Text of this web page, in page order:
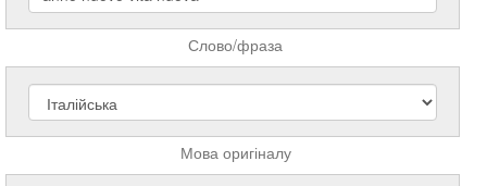
Слово/фраза
Мова оригіналу